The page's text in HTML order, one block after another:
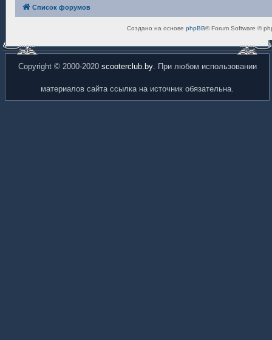
Список форумов
Создано на основе phpBB® Forum Software ©
Copyright © 2000-2020 scooterclub.by. При любом использовании
материалов сайта ссылка на источник обязательна.